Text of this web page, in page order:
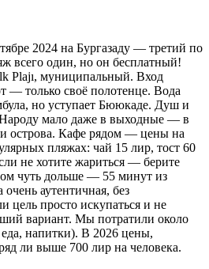
2024 на Бургазаду — третий по
всего один, но он бесплатный!
Plajı, муниципальный. Вход
— только своё полотенце. Вода
но уступает Бююкаде. Душ и
мало даже в выходные — в
острова. Кафе рядом — цены на
пляжах: чай 15 лир, тост 60
не хотите жариться — берите
чуть дольше — 55 минут из
аутентичная, без
цель просто искупаться и не
вариант. Мы потратили около
напитки). В 2026 цены,
ли выше 700 лир на человека.